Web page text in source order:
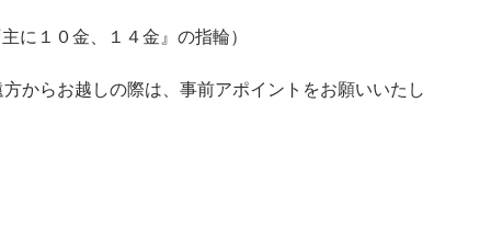
に１０金、１４金』の指輪）
らお越しの際は、事前アポイントをお願いいたし